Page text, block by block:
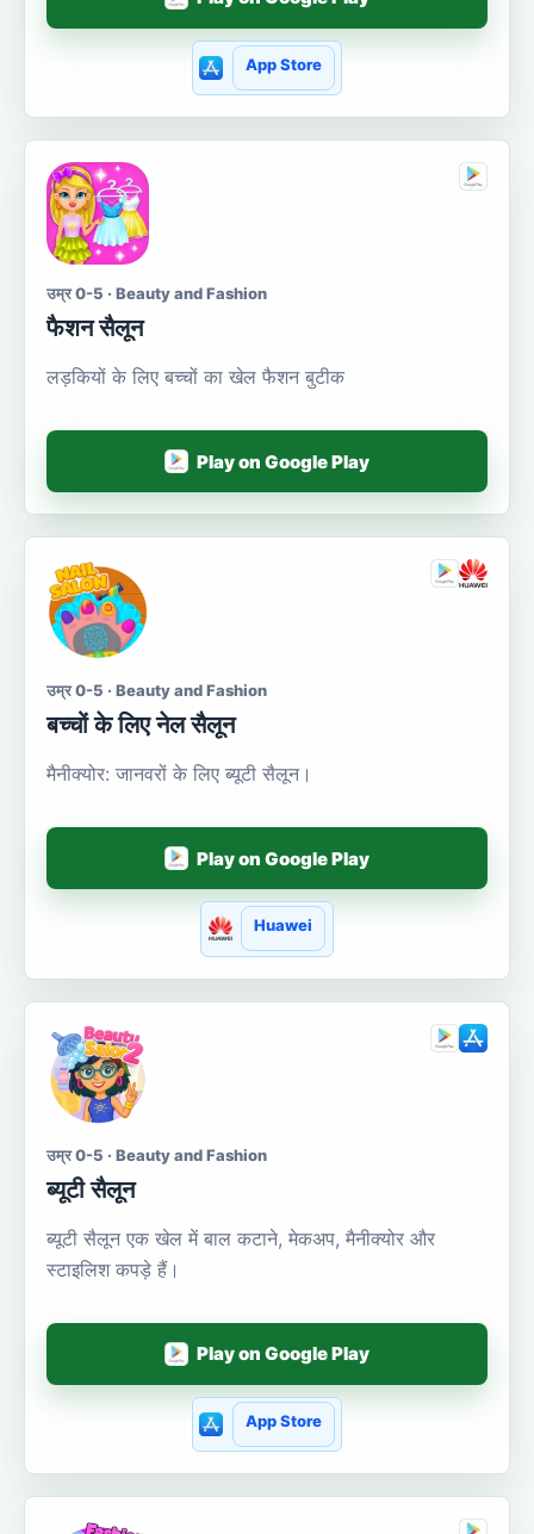
App Store
उम्र 0-5 · Beauty and Fashion
फैशन सैलून
लड़कियों के लिए बच्चों का खेल फैशन बुटीक
Play on Google Play
उम्र 0-5 · Beauty and Fashion
बच्चों के लिए नेल सैलून
मैनीक्योर: जानवरों के लिए ब्यूटी सैलून।
Play on Google Play
Huawei
उम्र 0-5 · Beauty and Fashion
ब्यूटी सैलून
ब्यूटी सैलून एक खेल में बाल कटाने, मेकअप, मैनीक्योर और
स्टाइलिश कपड़े हैं।
Play on Google Play
App Store